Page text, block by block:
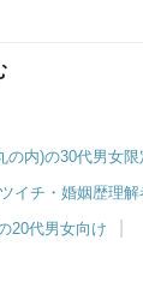
の内)の30代男女限
イチ・婚姻歴理解
20代男女向け